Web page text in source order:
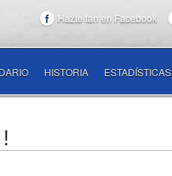
Hazte fan en Facebook
HISTORIA ESTADÍSTICAS